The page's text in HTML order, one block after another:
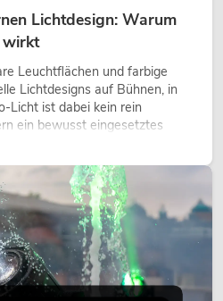
Lichtdesign: Warum
wirkt
Leuchtflächen und farbige
Lichtdesigns auf Bühnen, in
Licht ist dabei kein rein
ein bewusst eingesetztes
Atmosphäre, gibt Szenen